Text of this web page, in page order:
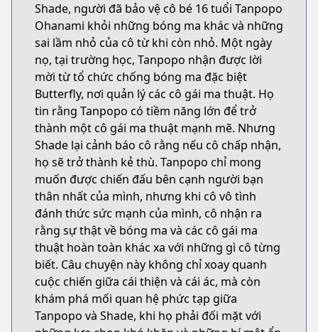
Shade, người đã bảo vệ cô bé 16 tuổi Tanpopo
Ohanami khỏi những bóng ma khác và những
sai lầm nhỏ của cô từ khi còn nhỏ. Một ngày
nọ, tại trường học, Tanpopo nhận được lời
mời từ tổ chức chống bóng ma đặc biệt
Butterfly, nơi quản lý các cô gái ma thuật. Họ
tin rằng Tanpopo có tiềm năng lớn để trở
thành một cô gái ma thuật mạnh mẽ. Nhưng
Shade lại cảnh báo cô rằng nếu cô chấp nhận,
họ sẽ trở thành kẻ thù. Tanpopo chỉ mong
muốn được chiến đấu bên cạnh người bạn
thân nhất của mình, nhưng khi cô vô tình
đánh thức sức mạnh của mình, cô nhận ra
rằng sự thật về bóng ma và các cô gái ma
thuật hoàn toàn khác xa với những gì cô từng
biết. Câu chuyện này không chỉ xoay quanh
cuộc chiến giữa cái thiện và cái ác, mà còn
khám phá mối quan hệ phức tạp giữa
Tanpopo và Shade, khi họ phải đối mặt với